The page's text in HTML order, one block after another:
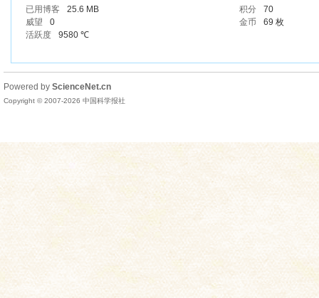
已用博客
25.6 MB 积分
70
威望
0 金币
69 枚
活跃度
9580 ℃
Powered by ScienceNet.cn
Copyright © 2007-2026 中国科学报社